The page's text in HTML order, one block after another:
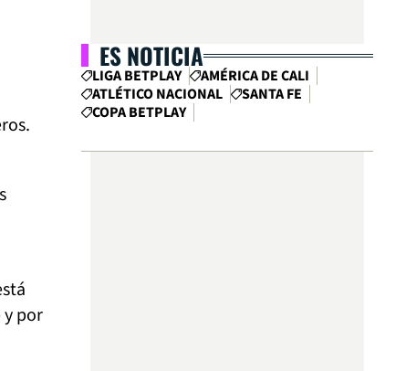
por
ES NOTICIA
LIGA BETPLAY
AMÉRICA DE CALI
ATLÉTICO NACIONAL
SANTA FE
COPA BETPLAY